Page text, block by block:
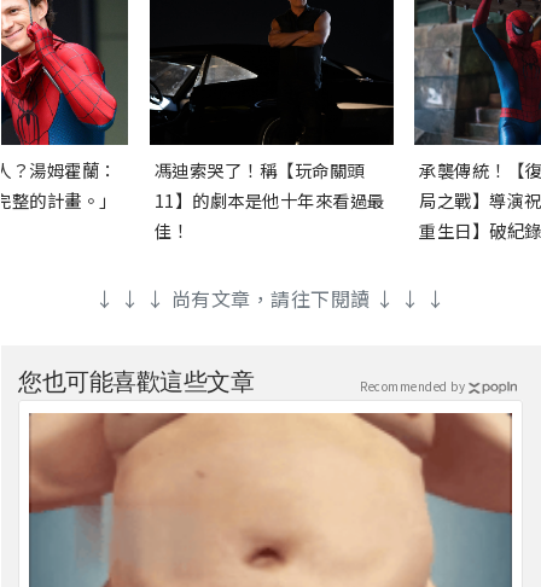
？湯姆霍蘭：
的計畫。」
馮迪索哭了！稱【玩命關頭
11】的劇本是他十年來看過最
佳！
承襲傳統！【
局之戰】導演
重生日】破紀
↓ ↓ ↓ 尚有文章，請往下閱讀 ↓ ↓ ↓
您也可能喜歡這些文章 Recommended by